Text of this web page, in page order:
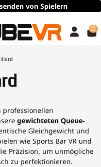
Versandüber 100€/
0
professionellen
gewichteten Queue-
Gleichgewicht und
wie Sports Bar VR und
Präzision, um unmögliche
zu perfektionieren.